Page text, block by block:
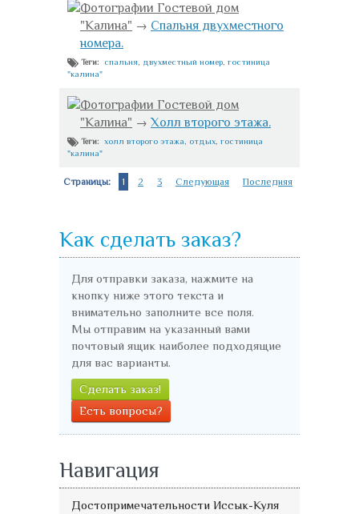
Фотографии Гостевой дом
"Калина" → Спальня двухместного
номера.
Теги: спальня двухместный номер гостиница
"калина"
Фотографии Гостевой дом
"Калина" → Холл второго этажа.
Теги: холл второго этажа отдых гостиница
"калина"
Страницы: 1 2 3 Следующая Последняя
Как сделать заказ?
Для отправки заказа, нажмите на
кнопку ниже этого текста и
внимательно заполните все поля.
Мы отправим на указанный вами
почтовый ящик наиболее подходящие
для вас варианты.
Сделать заказ!
Есть вопросы?
Навигация
Достопримечательности Иссык-Куля